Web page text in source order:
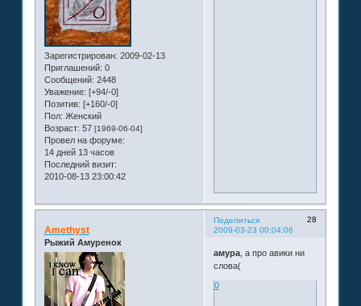
Зарегистрирован: 2009-02-13
Приглашений: 0
Сообщений: 2448
Уважение: [+94/-0]
Позитив: [+160/-0]
Пол: Женский
Возраст: 57 [1969-06-04]
Провел на форуме:
14 дней 13 часов
Последний визит:
2010-08-13 23:00:42
Поделиться
28
2009-03-23 00:04:06
Amethyst
Рыжий Амуренок
амура, а про авики ни
слова(
0